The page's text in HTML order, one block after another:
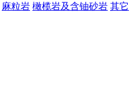
麻粒岩 橄榄岩及含铀砂岩 其它